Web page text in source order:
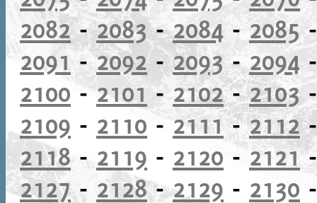
2082-2083-2084-2085
2091 -2092-2093-2094
2100 -2101-2102-2103
2109 - 2110 -2111-2112
2118- 2119 - 2120 - 2121
2127- 2128-2129 - 2130